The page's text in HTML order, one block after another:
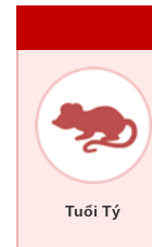
Tuổi Tý